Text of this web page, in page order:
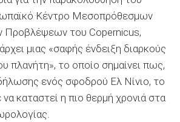
Κέντρο Μεσοπρόθεσμων
του Copernicus,
μιας «σαφής ένδειξη διαρκούς
πλανήτη», το οποίο σημαίνει πως,
ενός σφοδρού Ελ Νίνιο, το
καταστεί η πιο θερμή χρονιά στα